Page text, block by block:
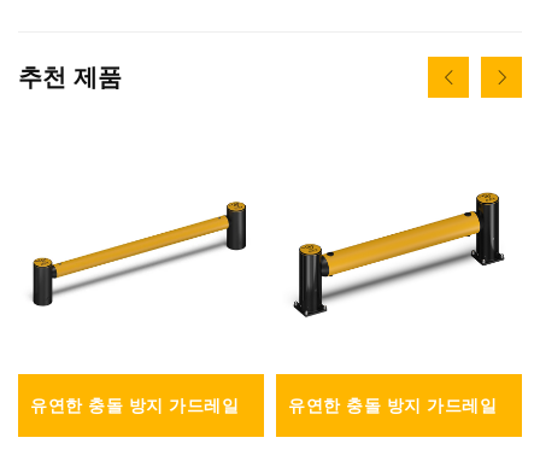
추천 제품
유연한 충돌 방지 가드레일 유연한 충돌 방지 가드레일